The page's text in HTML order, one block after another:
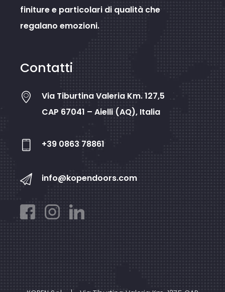
finiture e particolari di qualità che
regalano emozioni.
Contatti
Via Tiburtina Valeria Km. 127,5
CAP 67041 – Aielli (AQ), Italia
+39 0863 78861
info@kopendoors.com